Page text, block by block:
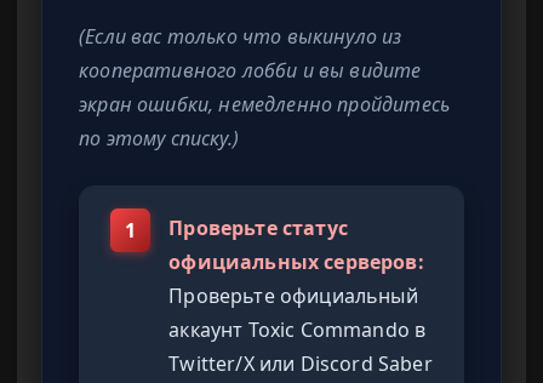
(Если вас только что выкинуло из
кооперативного лобби и вы видите
экран ошибки, немедленно пройдитесь
по этому списку.)
1
Проверьте статус
официальных серверов:
Проверьте официальный
аккаунт Toxic Commando в
Twitter/X или Discord Saber